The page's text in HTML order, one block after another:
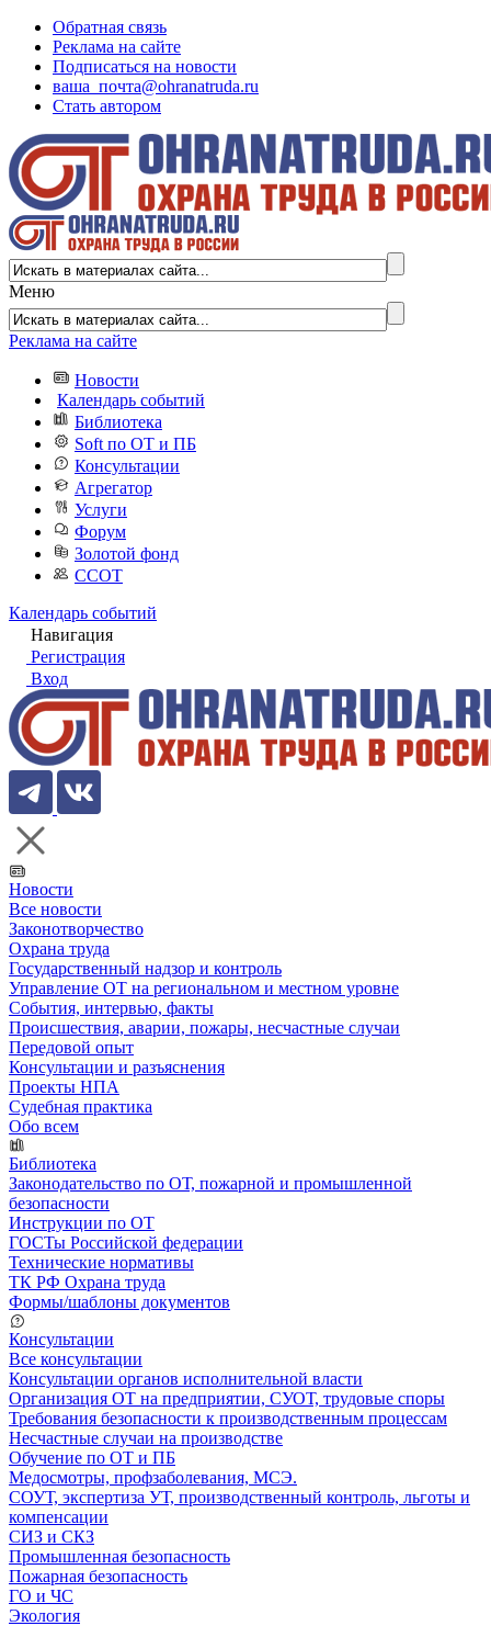
Обратная связь
Реклама на сайте
Подписаться на новости
ваша_почта@ohranatruda.ru
Стать автором
Меню
Реклама на сайте
Новости
Календарь событий
Библиотека
Soft по ОТ и ПБ
Консультации
Агрегатор
Услуги
Форум
Золотой фонд
ССОТ
Календарь событий
Навигация
Регистрация
Вход
Новости
Все новости
Законотворчество
Охрана труда
Государственный надзор и контроль
Управление ОТ на региональном и местном уровне
События, интервью, факты
Происшествия, аварии, пожары, несчастные случаи
Передовой опыт
Консультации и разъяснения
Проекты НПА
Судебная практика
Обо всем
Библиотека
Законодательство по ОТ, пожарной и промышленной
безопасности
Инструкции по ОТ
ГОСТы Российской федерации
Технические нормативы
ТК РФ Охрана труда
Формы/шаблоны документов
Консультации
Все консультации
Консультации органов исполнительной власти
Организация ОТ на предприятии, СУОТ, трудовые споры
Требования безопасности к производственным процессам
Несчастные случаи на производстве
Обучение по ОТ и ПБ
Медосмотры, профзаболевания, МСЭ.
СОУТ, экспертиза УТ, производственный контроль, льготы и
компенсации
СИЗ и СКЗ
Промышленная безопасность
Пожарная безопасность
ГО и ЧС
Экология